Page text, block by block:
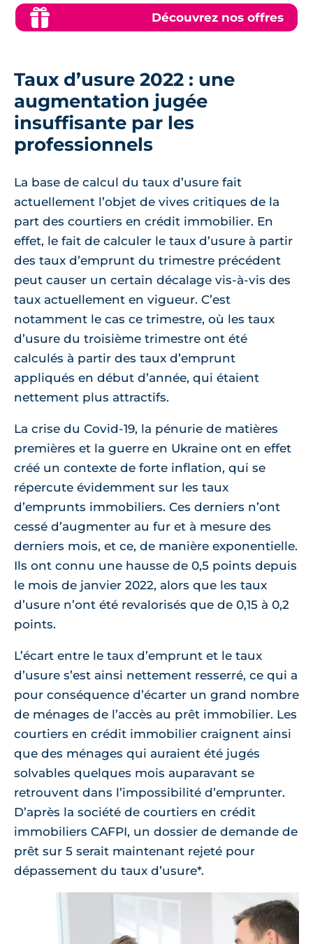
Découvrez nos offres
Taux d’usure 2022 : une
augmentation jugée
insuffisante par les
professionnels
La base de calcul du taux d’usure fait
actuellement l’objet de vives critiques de la
part des courtiers en crédit immobilier. En
effet, le fait de calculer le taux d’usure à partir
des taux d’emprunt du trimestre précédent
peut causer un certain décalage vis-à-vis des
taux actuellement en vigueur. C’est
notamment le cas ce trimestre, où les taux
d’usure du troisième trimestre ont été
calculés à partir des taux d’emprunt
appliqués en début d’année, qui étaient
nettement plus attractifs.
La crise du Covid-19, la pénurie de matières
premières et la guerre en Ukraine ont en effet
créé un contexte de forte inflation, qui se
répercute évidemment sur les taux
d’emprunts immobiliers. Ces derniers n’ont
cessé d’augmenter au fur et à mesure des
derniers mois, et ce, de manière exponentielle.
Ils ont connu une hausse de 0,5 points depuis
le mois de janvier 2022, alors que les taux
d’usure n’ont été revalorisés que de 0,15 à 0,2
points.
L’écart entre le taux d’emprunt et le taux
d’usure s’est ainsi nettement resserré, ce qui a
pour conséquence d’écarter un grand nombre
de ménages de l’accès au prêt immobilier. Les
courtiers en crédit immobilier craignent ainsi
que des ménages qui auraient été jugés
solvables quelques mois auparavant se
retrouvent dans l’impossibilité d’emprunter.
D’après la société de courtiers en crédit
immobiliers CAFPI, un dossier de demande de
prêt sur 5 serait maintenant rejeté pour
dépassement du taux d’usure*.